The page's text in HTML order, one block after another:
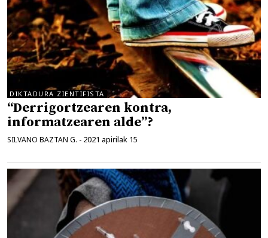
DIKTADURA ZIENTIFISTA
“Derrigortzearen kontra,
informatzearen alde”?
SILVANO BAZTAN G. - 2021 apirilak 15